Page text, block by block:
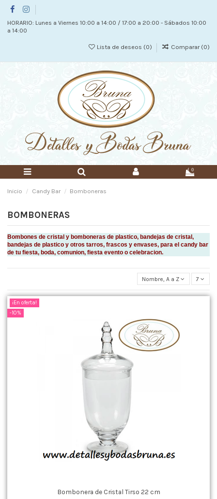
HORARIO: Lunes a Viernes 10:00 a 14:00 / 17:00 a 20:00 - Sábados 10:00
a 14:00
Lista de deseos (0) Comparar (0)
0
Inicio Candy Bar Bomboneras
BOMBONERAS
Bombones de cristal y bomboneras de plastico, bandejas de cristal,
bandejas de plastico y otros tarros, frascos y envases, para el candy bar
de tu fiesta, boda, comunion, fiesta evento o celebracion.
Nombre, A a Z 7
¡En oferta!
-10%
Bombonera de Cristal Tirso 22 cm